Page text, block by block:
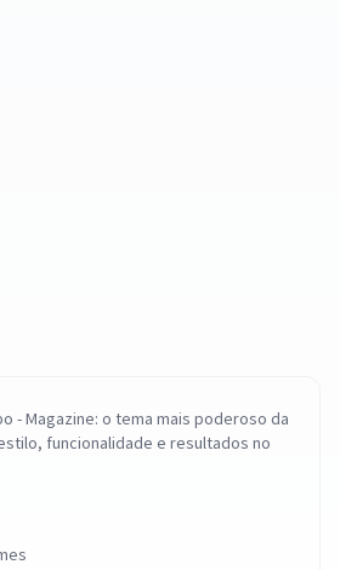
- Magazine: o tema mais poderoso da
funcionalidade e resultados no